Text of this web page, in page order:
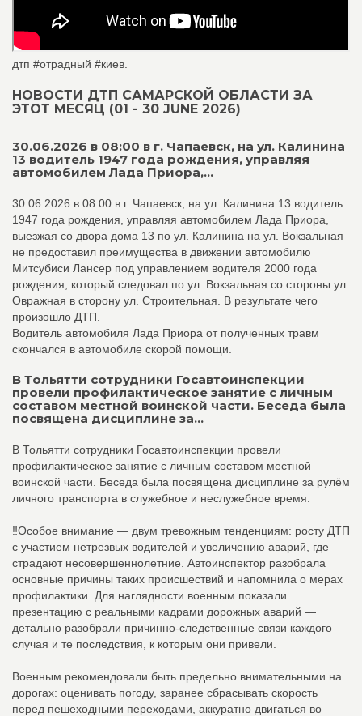
дтп #отрадный #киев.
НОВОСТИ ДТП САМАРСКОЙ ОБЛАСТИ ЗА
ЭТОТ МЕСЯЦ (01 - 30 JUNE 2026)
30.06.2026 в 08:00 в г. Чапаевск, на ул. Калинина
13 водитель 1947 года рождения, управляя
автомобилем Лада Приора,...
30.06.2026 в 08:00 в г. Чапаевск, на ул. Калинина 13 водитель
1947 года рождения, управляя автомобилем Лада Приора,
выезжая со двора дома 13 по ул. Калинина на ул. Вокзальная
не предоставил преимущества в движении автомобилю
Митсубиси Лансер под управлением водителя 2000 года
рождения, который следовал по ул. Вокзальная со стороны ул.
Овражная в сторону ул. Строительная. В результате чего
произошло ДТП.
Водитель автомобиля Лада Приора от полученных травм
скончался в автомобиле скорой помощи.
В Тольятти сотрудники Госавтоинспекции
провели профилактическое занятие с личным
составом местной воинской части. Беседа была
посвящена дисциплине за...
В Тольятти сотрудники Госавтоинспекции провели
профилактическое занятие с личным составом местной
воинской части. Беседа была посвящена дисциплине за рулём
личного транспорта в служебное и неслужебное время.
‼️Особое внимание — двум тревожным тенденциям: росту ДТП
с участием нетрезвых водителей и увеличению аварий, где
страдают несовершеннолетние. Автоинспектор разобрала
основные причины таких происшествий и напомнила о мерах
профилактики. Для наглядности военным показали
презентацию с реальными кадрами дорожных аварий —
детально разобрали причинно-следственные связи каждого
случая и те последствия, к которым они привели.
Военным рекомендовали быть предельно внимательными на
дорогах: оценивать погоду, заранее сбрасывать скорость
перед пешеходными переходами, аккуратно двигаться во